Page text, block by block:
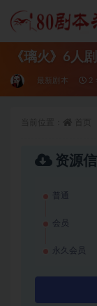
《璃火》6人
最新剧本 2
资源
普通
会员
永久会员